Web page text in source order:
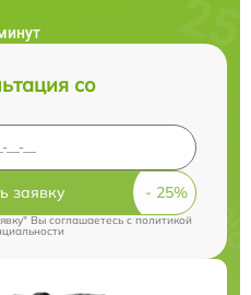
со
заявку
Вы соглашаетесь cполитикой